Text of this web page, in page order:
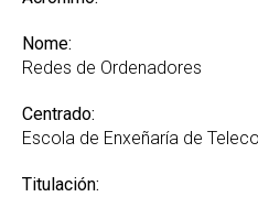
Nome:
Redes de Ordenadores
Centrado:
Escola de Enxeñaría de
Titulación: